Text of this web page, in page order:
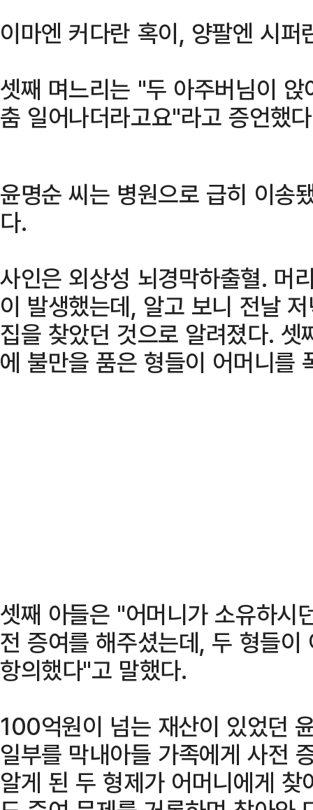
이마엔 커다란 혹이, 양팔엔 시퍼
셋째 며느리는 "두 아주버님이
춤 일어나더라고요"라고 증언했
윤명순 씨는 병원으로 급히 이송
다.
사인은 외상성 뇌경막하출혈. 머
이 발생했는데, 알고 보니 전날
집을 찾았던 것으로 알려졌다.
에 불만을 품은 형들이 어머니를
셋째 아들은 "어머니가 소유하시
전 증여를 해주셨는데, 두 형들
항의했다"고 말했다.
100억원이 넘는 재산이 있었던
일부를 막내아들 가족에게 사전
알게 된 두 형제가 어머니에게